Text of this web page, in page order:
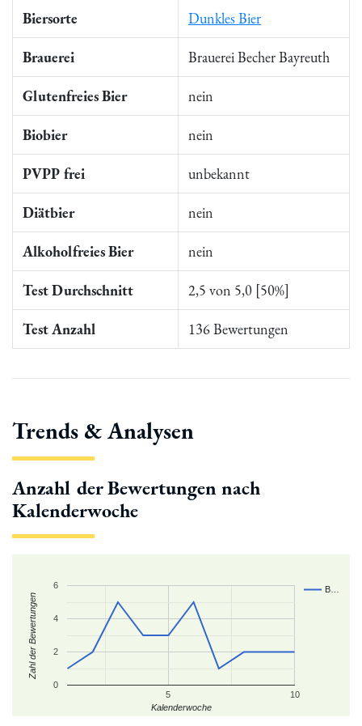
Biersorte Dunkles Bier
Brauerei Brauerei Becher Bayreuth
Glutenfreies Bier nein
Biobier nein
PVPP frei unbekannt
Diätbier nein
Alkoholfreies Bier nein
Test Durchschnitt 2,5 von 5,0 [50%]
Test Anzahl 136 Bewertungen
Trends & Analysen
Anzahl der Bewertungen nach
Kalenderwoche
B…
5 10
0
2
4
6
Kalenderwoche
Zahl der Bewertungen